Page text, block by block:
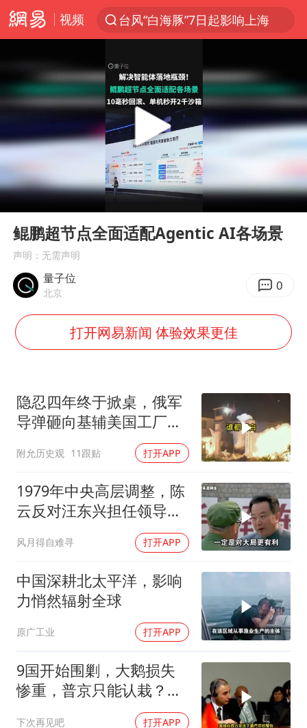
视频
台风“白海豚”7日起影响上海
金饰克价大幅跳涨
24小时不关空调 电费会更低吗
郑国霖回应去景区上班被保安拦下
“梅姨案”被拐儿童钟彬发声
浙江舟山21条水上客运航线停航
空调发明出来竟然不是为了给人降温
《歌手》歌王之战帮唱嘉宾官宣
南昌一规划馆现“阴间座椅”字样
多个台风来袭 是否会相互影响
李亚鹏向地铁吐血女孩捐99999元
中国经济展现强大韧性和活力
Play
00:00 03:10
鲲鹏超节点全面适配Agentic AI各场景
声明：无需声明
量子位
北京 0
打开网易新闻 体验效果更佳
隐忍四年终于掀桌，俄军
导弹砸向基辅美国工厂，
附允历史观 11跟贴 打开APP
1979年中央高层调整，陈
云反对汪东兴担任领导职
风月得自难寻 打开APP
中国深耕北太平洋，影响
力悄然辐射全球
原广工业 打开APP
9国开始围剿，大鹅损失
惨重，普京只能认栽？俄
下次再见吧 打开APP